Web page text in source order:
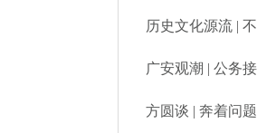
历史文化源流 |
广安观潮 | 公务
方圆谈 | 奔着问